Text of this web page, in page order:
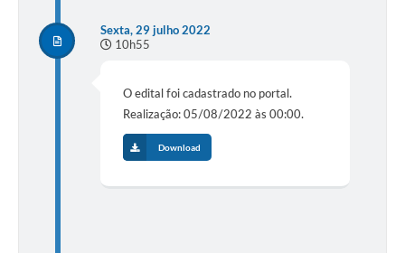
Sexta, 29 julho 2022
10h55
O edital foi cadastrado no portal.
Realização: 05/08/2022 às 00:00.
Download